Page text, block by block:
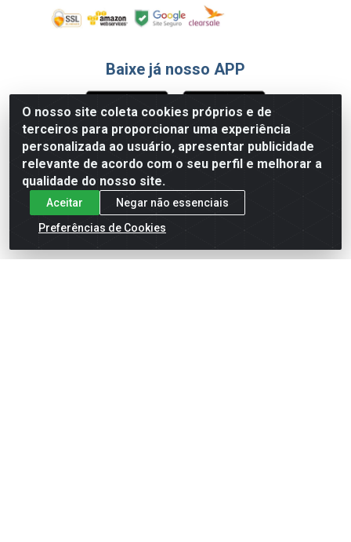
O nosso site coleta cookies próprios e de
terceiros para proporcionar uma experiência
personalizada ao usuário, apresentar publicidade
relevante de acordo com o seu perfil e melhorar a
qualidade do nosso site.
Aceitar
Negar não essenciais
Preferências de Cookies
Baixe já nosso APP
Formas de Pagamento